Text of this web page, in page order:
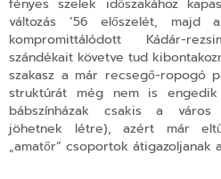
fényes szelek időszakához
változás ’56 előszelét, majd
kompromittálódott Kádár-
szándékait követve tud
szakasz a már recsegő-ropogó
struktúrát még nem is
bábszínházak csakis a város
jöhetnek létre), azért már
„amatőr” csoportok átigazoljanak